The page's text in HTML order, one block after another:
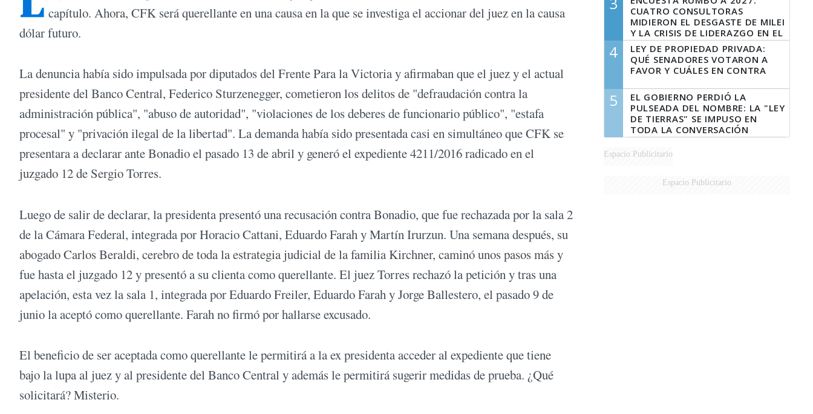
capítulo. Ahora, CFK será querellante en una causa en la que se investiga el accionar del juez en la causa
dólar futuro.
La denuncia había sido impulsada por diputados del Frente Para la Victoria y afirmaban que el juez y el actual
presidente del Banco Central, Federico Sturzenegger, cometieron los delitos de "defraudación contra la
administración pública", "abuso de autoridad", "violaciones de los deberes de funcionario público", "estafa
procesal" y "privación ilegal de la libertad". La demanda había sido presentada casi en simultáneo que CFK se
presentara a declarar ante Bonadio el pasado 13 de abril y generó el expediente 4211/2016 radicado en el
juzgado 12 de Sergio Torres.
Luego de salir de declarar, la presidenta presentó una recusación contra Bonadio, que fue rechazada por la sala 2
de la Cámara Federal, integrada por Horacio Cattani, Eduardo Farah y Martín Irurzun. Una semana después, su
abogado Carlos Beraldi, cerebro de toda la estrategia judicial de la familia Kirchner, caminó unos pasos más y
fue hasta el juzgado 12 y presentó a su clienta como querellante. El juez Torres rechazó la petición y tras una
apelación, esta vez la sala 1, integrada por Eduardo Freiler, Eduardo Farah y Jorge Ballestero, el pasado 9 de
junio la aceptó como querellante. Farah no firmó por hallarse excusado.
El beneficio de ser aceptada como querellante le permitirá a la ex presidenta acceder al expediente que tiene
bajo la lupa al juez y al presidente del Banco Central y además le permitirá sugerir medidas de prueba. ¿Qué
solicitará? Misterio.
CUATRO CONSULTORAS
MIDIERON EL DESGASTE DE MILEI
Y LA CRISIS DE LIDERAZGO EN EL
PERONISMO
4
LEY DE PROPIEDAD PRIVADA:
QUÉ SENADORES VOTARON A
FAVOR Y CUÁLES EN CONTRA
5
EL GOBIERNO PERDIÓ LA
PULSEADA DEL NOMBRE: LA "LEY
DE TIERRAS" SE IMPUSO EN
TODA LA CONVERSACIÓN
DIGITAL
Espacio Publicitario
Espacio Publicitario